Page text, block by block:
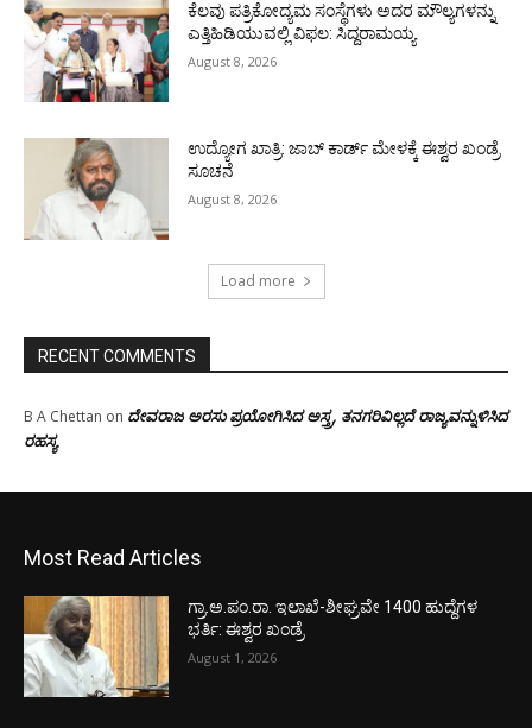
ಕೆಲವು ಪತ್ರಿಕೋದ್ಯಮ ಸಂಸ್ಥೆಗಳು ಅದರ ಮೌಲ್ಯಗಳನ್ನು
ಎತ್ತಿಹಿಡಿಯುವಲ್ಲಿ ವಿಫಲ: ಸಿದ್ದರಾಮಯ್ಯ
August 8, 2026
ಉದ್ಯೋಗ ಖಾತ್ರಿ: ಜಾಬ್ ಕಾರ್ಡ್ ಮೇಳಕ್ಕೆ ಈಶ್ವರ ಖಂಡ್ರೆ
ಸೂಚನೆ
August 8, 2026
Load more
RECENT COMMENTS
B A Chettan on ದೇವರಾಜ ಅರಸು ಪ್ರಯೋಗಿಸಿದ ಅಸ್ತ್ರ, ತನಗರಿವಿಲ್ಲದೆ ರಾಜ್ಯವನ್ನುಳಿಸಿದ
ರಹಸ್ಯ
Most Read Articles
ಗ್ರಾ.ಅ.ಪಂ.ರಾ. ಇಲಾಖೆ-ಶೀಘ್ರವೇ 1400 ಹುದ್ದೆಗಳ
ಭರ್ತಿ: ಈಶ್ವರ ಖಂಡ್ರೆ
August 1, 2026